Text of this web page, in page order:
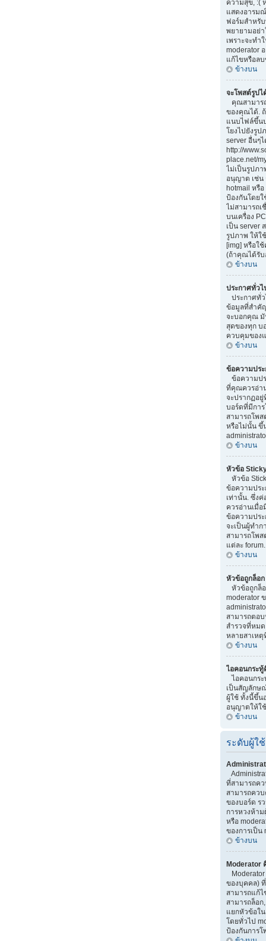
ความสุข, :(
แสดงอารม
ฟอร์มสำหรั
พยายามอย่า
เพราะจะทำ
moderator
แก้ไขหรือล
ข้างบน
จะโพสต์รูปไ
คุณสามาร
ของคุณได้.
แนบไฟล์ขึ้น
โยงไปยังรูป
server อื่นๆ
http://
place.net/
ไม่เป็นรูปภา
อนุญาต เช่น
hotmail หรือ
ป้องกันโดย
ไม่สามารถเ
บนเครื่อง
เป็น server
รูปภาพ ให้ใ
[img] หรือใ
(ถ้าคุณได้รั
ข้างบน
ประกาศทั่วไ
ประกาศทั่
ข้อมูลที่สำคั
จะบอกคุณ มั
สุดของทุก บ
ควบคุมของ
ข้างบน
ข้อความประ
ข้อความป
ที่คุณควรอ่า
จะปรากฏอ
บอร์ดที่มีกา
สามารถโพ
หรือไม่นั้น ขึ้
ข้างบน
หัวข้อ
หัวข้อ
ข้อความปร
เท่านั้น. ซึ่ง
ควรอ่านเมื่อ
ข้อความประ
จะเป็นผู้ทำ
สามารถโพ
แต่ละ forum.
ข้างบน
หัวข้อถูกล็อก
หัวข้อถูกล็
moderator
สามารถตอ
สำรวจที่หม
หลายสาเห
ข้างบน
ไอคอนกระทู้
ไอคอนกระ
เป็นสัญลักษ
ผู้ใช้ ทั้งนี้ขึ้น
อนุญาตให้ใ
ข้างบน
ระดับผู้ใ
ที่สามารถค
สามารถคว
ของบอร์ด ร
การหวงห้าม
หรือ
ของการเป็น
ข้างบน
Moderator
ของบุคคล)
สามารถแก้
สามารถล็อก
แยกหัวข้อใ
โดยทั่วไป
ป้องกันการ